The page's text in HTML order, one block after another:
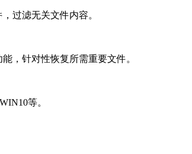
过滤无关文件内容。
，针对性恢复所需重要文件。
等。